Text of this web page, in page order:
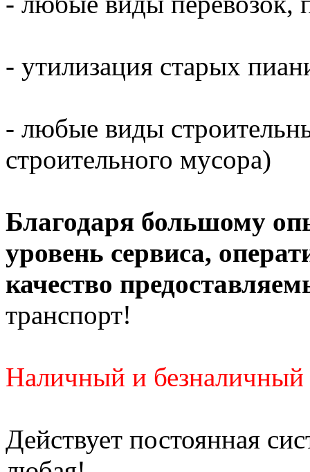
- утилизация старых
- любые виды
строительного мусора)
Благодаря большому
уровень сервиса,
качество
транспорт!
Наличный и безналичный
Действует постоянная